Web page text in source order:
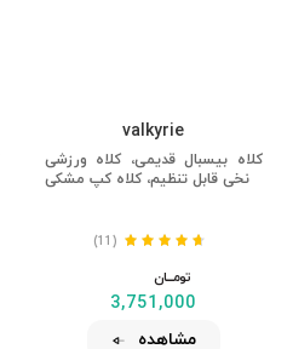
valkyrie
کلاه بیسبال قدیمی، کلاه ورزشی
نخی قابل تنظیم، کلاه کپ مشکی
(11)
تومــــــان
3,751,000
مشاهده